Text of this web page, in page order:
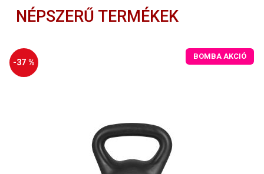
NÉPSZERŰ TERMÉKEK
-37 %
BOMBA AKCIÓ